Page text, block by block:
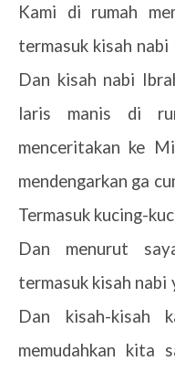
Kami di rumah
termasuk kisah
Dan kisah nabi
laris manis di
menceritakan ke
mendengarkan ga
Termasuk kucing-
Dan menurut
termasuk kisah nabi
Dan kisah-kisah
memudahkan kita